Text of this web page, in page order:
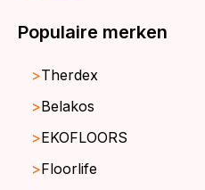
Populaire merken
Therdex
Belakos
EKOFLOORS
Floorlife